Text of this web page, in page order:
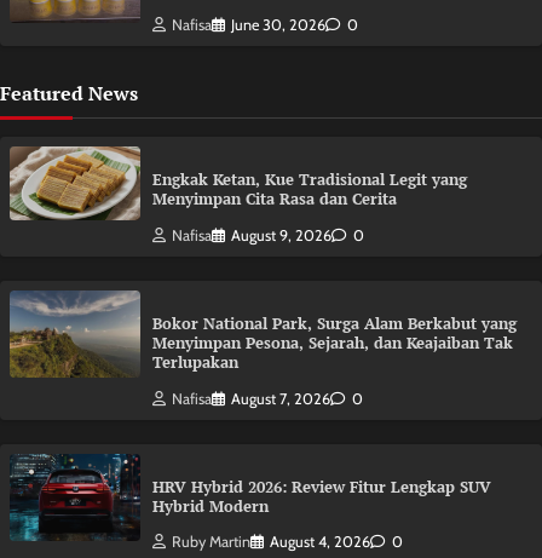
Nafisa June 30, 2026 0
Featured News
Engkak Ketan, Kue Tradisional Legit yang
Menyimpan Cita Rasa dan Cerita
Nafisa August 9, 2026 0
Bokor National Park, Surga Alam Berkabut yang
Menyimpan Pesona, Sejarah, dan Keajaiban Tak
Terlupakan
Nafisa August 7, 2026 0
HRV Hybrid 2026: Review Fitur Lengkap SUV
Hybrid Modern
Ruby Martin August 4, 2026 0